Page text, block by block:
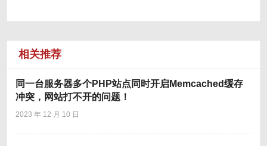
相关推荐
同一台服务器多个PHP站点同时开启Memcached缓存
冲突，网站打不开的问题！
2023 年 12 月 10 日